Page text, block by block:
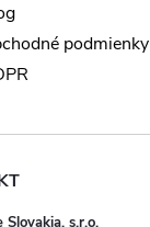
podmienky
Slovakia, s.r.o.